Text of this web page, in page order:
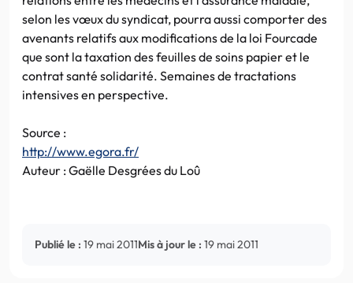
selon les vœux du syndicat, pourra aussi comporter des
avenants relatifs aux modifications de la loi Fourcade
que sont la taxation des feuilles de soins papier et le
contrat santé solidarité. Semaines de tractations
intensives en perspective.
Source :
http://www.egora.fr/
Auteur : Gaëlle Desgrées du Loû
Publié le : 19 mai 2011Mis à jour le : 19 mai 2011